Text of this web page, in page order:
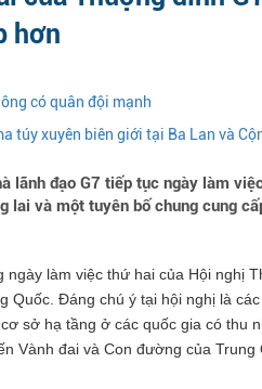
hơn
có quân đội mạnh
túy xuyên biên giới tại Ba Lan và
lãnh đạo G7 tiếp tục ngày làm
lai và một tuyên bố chung cung
làm việc thứ hai của Hội nghị
Quốc. Đáng chú ý tại hội nghị là
sở hạ tầng ở các quốc gia có thu
Vành đai và Con đường của